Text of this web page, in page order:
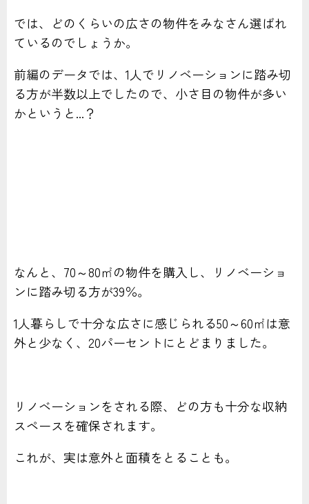
では、どのくらいの広さの物件をみなさん選ばれ
ているのでしょうか。
前編のデータでは、1人でリノベーションに踏み切
る方が半数以上でしたので、小さ目の物件が多い
かというと...？
なんと、70～80㎡の物件を購入し、リノベーショ
ンに踏み切る方が39％。
1人暮らしで十分な広さに感じられる50～60㎡は意
外と少なく、20パーセントにとどまりました。
リノベーションをされる際、どの方も十分な収納
スペースを確保されます。
これが、実は意外と面積をとることも。